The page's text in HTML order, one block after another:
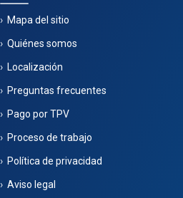
Mapa del sitio
Quiénes somos
Localización
Preguntas frecuentes
Pago por TPV
Proceso de trabajo
Política de privacidad
Aviso legal